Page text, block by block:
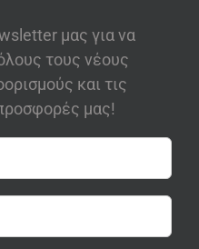
μας για να
τους νέους
και τις
μας!